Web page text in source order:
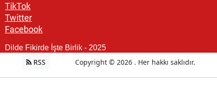
TikTok
Twitter
Facebook
Dilde Fikirde İşte Birlik - 2025
RSS Copyright © 2026 . Her hakkı saklıdır.